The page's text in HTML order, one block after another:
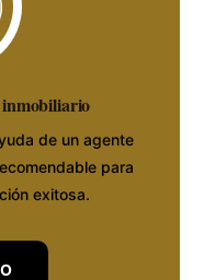
inmobiliario
de un agente
para
exitosa.